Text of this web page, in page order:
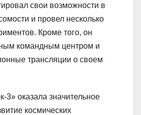
свои возможности в
и провел несколько
Кроме того, он
командным центром и
трансляции о своем
3» оказала значительное
космических